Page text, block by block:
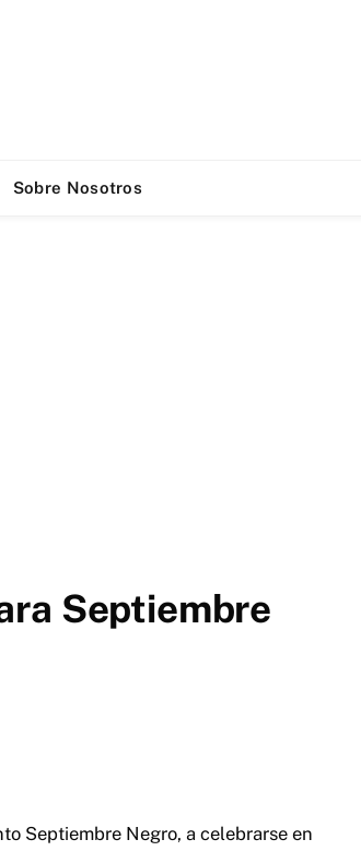
Sobre Nosotros
Septiembre
Septiembre Negro, a celebrarse en